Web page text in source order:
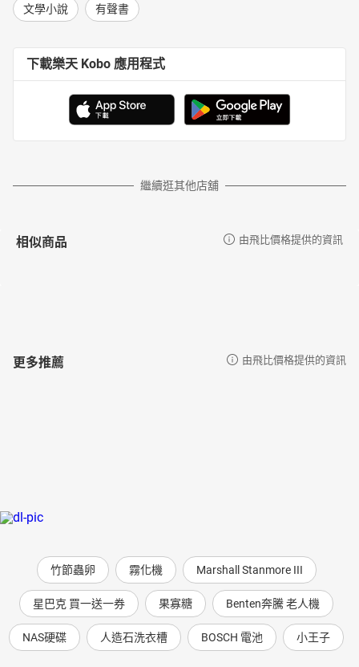
文學小說 有聲書
下載樂天 Kobo 應用程式
繼續逛其他店舖
相似商品 由飛比價格提供的資訊
更多推薦 由飛比價格提供的資訊
竹節蟲卵 霧化機 Marshall Stanmore III
星巴克 買一送一券 果寡糖 Benten奔騰 老人機
NAS硬碟 人造石洗衣槽 BOSCH 電池 小王子